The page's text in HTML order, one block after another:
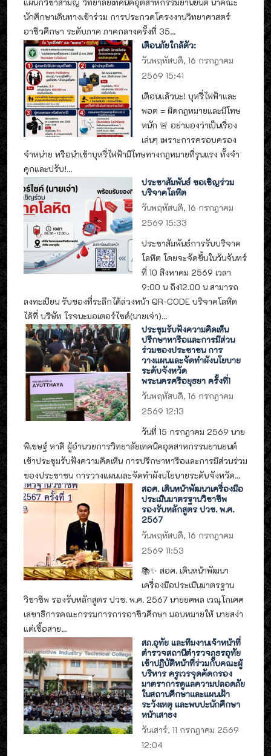
แผนกวิชาสามัญ วิทยาลัยเทคนิคอุตสาหกรรมยานยนต์ นำคณะ
นักศึกษาเดินทางเข้าร่วม การประกวดโครงงานวิทยาศาสตร์
อาชีวศึกษา ระดับภาค ภาคกลางครั้งที่ 35...
เตือนภัยใกล้ตัว:
วันพฤหัสบดี, 16 กรกฎาคม
2569 15:41
เตือนแล้วนะ! บุหรี่ไฟฟ้าและ
พอต = ผิดกฎหมายและมีโทษ
หนัก 🚨 อย่ามองว่าเป็นเรื่อง
เล่นๆ เพราะการครอบครอง
จำหน่าย หรือนำเข้าบุหรี่ไฟฟ้ามีโทษทางกฎหมายที่รุนแรง ทั้งจำ
คุกและปรับ!...
ประชาสัมพันธ์ ขอเชิญร่วม
บริจาคโลหิต
วันพฤหัสบดี, 16 กรกฎาคม
2569 15:33
ประชาสัมพันธ์การรับบริจาค
โลหิต โดยจะจัดขึ้นในวันจันทร์
ที่ 10 สิงหาคม 2569 เวลา
9:00 น ถึง12.00 น สามารถ
ลงทะเบียน รับของที่ระลึกได้ล่วงหน้า QR-CODE บริจาคโลหิต
ได้ที่ บริษัท โรจนะมอเตอร์ไซด์(นายเจ่า)...
ประชุมรับฟังความคิดเห็น
ปรึกษาหารือและการมีส่วน
ร่วมของประชาชน การ
วางแผนและจัดทำผังนโยบาย
ระดับจังหวัด
พระนครศรีอยุธยา ครั้งที่1
วันพฤหัสบดี, 16 กรกฎาคม
2569 12:13
วันที่ 15 กรกฎาคม 2569 นาย
พิเชษฐ์ หาดี ผู้อำนวยการวิทยาลัยเทคนิคอุตสาหกรรมยานยนต์
เข้าประชุมรับฟังความคิดเห็น การปรึกษาหารือและการมีส่วนร่วม
ของประชาชน การวางแผนและจัดทำผังนโยบายระดับจังหวัด...
สอศ. เดินหน้าพัฒนาเครื่องมือ
ประเมินมาตรฐานวิชาชีพ
รองรับหลักสูตร ปวช. พ.ศ.
2567
วันพฤหัสบดี, 16 กรกฎาคม
2569 11:53
📚✨ สอศ. เดินหน้าพัฒนา
เครื่องมือประเมินมาตรฐาน
วิชาชีพ รองรับหลักสูตร ปวช. พ.ศ. 2567 นายยศพล เวณุโกเศศ
เลขาธิการคณะกรรมการการอาชีวศึกษา มอบหมายให้ นายสง่า
แต่เชื้อสาย...
สภ.อุทัย และทีมงานเจ้าหน้าที่
ตำรวจสถานีตำรวจภูธรอุทัย
เข้าปฏิบัติหน้าที่ร่วมกับคณะผู้
บริหาร ครูเวรจุดคัดกรอง
มาตราการดูแลความปลอดภัย
ในสถานศึกษาและแผนเฝ้า
ระวังเหตุ และพบปะนักศึกษา
หน้าเสาธง
วันเสาร์, 11 กรกฎาคม 2569
12:04